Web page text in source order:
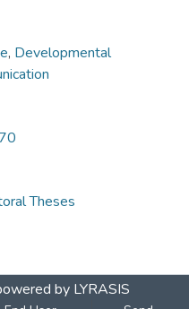
, Developmental
Theses
by LYRASIS